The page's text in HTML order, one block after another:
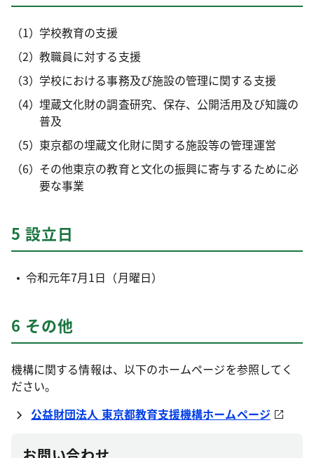
学校教育の支援
教職員に対する支援
学校における事務及び施設の管理に関する支援
埋蔵文化財の調査研究、保存、公開活用及び知識の
普及
東京都の埋蔵文化財に関する施設等の管理運営
その他東京の教育と文化の振興に寄与するために必
要な事業
5 設立日
令和元年7月1日（月曜日）
6 その他
機構に関する情報は、以下のホームページを参照してく
ださい。
公益財団法人 東京都教育支援機構ホームページ